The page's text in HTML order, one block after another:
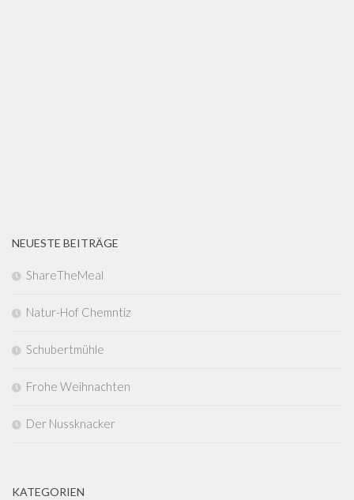
NEUESTE BEITRÄGE
ShareTheMeal
Natur-Hof Chemntiz
Schubertmühle
Frohe Weihnachten
Der Nussknacker
KATEGORIEN